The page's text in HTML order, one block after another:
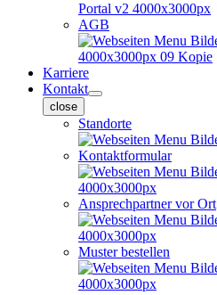
AGB
Karriere
Kontakt
close
Standorte
Kontaktformular
Ansprechpartner vor Ort
Muster bestellen